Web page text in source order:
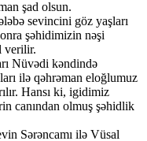
şad olsun.
sevincini göz yaşları
şəhidimizin nəşi
verilir.
Nüvədi kəndində
ilə qəhrəman eloğlumuz
Hansı ki, igidimiz
canından olmuş şəhidlik
Sərəncamı ilə Vüsal